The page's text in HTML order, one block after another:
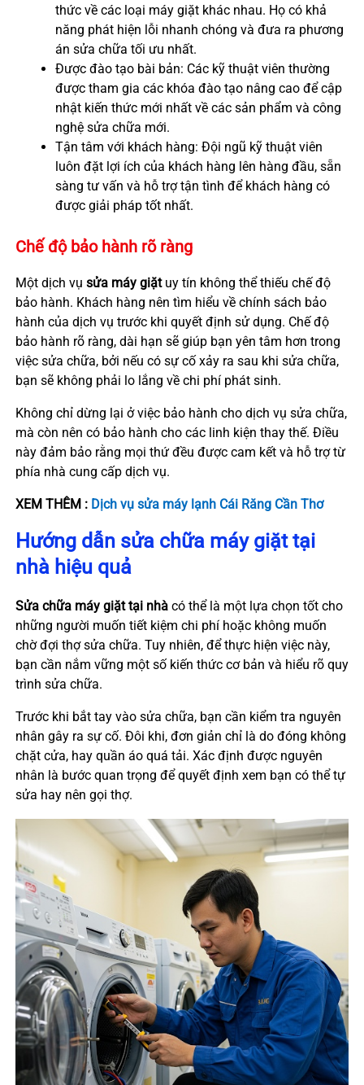
thức về các loại máy giặt khác nhau. Họ có khả
năng phát hiện lỗi nhanh chóng và đưa ra phương
án sửa chữa tối ưu nhất.
Được đào tạo bài bản: Các kỹ thuật viên thường
được tham gia các khóa đào tạo nâng cao để cập
nhật kiến thức mới nhất về các sản phẩm và công
nghệ sửa chữa mới.
Tận tâm với khách hàng: Đội ngũ kỹ thuật viên
luôn đặt lợi ích của khách hàng lên hàng đầu, sẵn
sàng tư vấn và hỗ trợ tận tình để khách hàng có
được giải pháp tốt nhất.
Chế độ bảo hành rõ ràng
Một dịch vụ sửa máy giặtuy tín không thể thiếu chế độ
bảo hành. Khách hàng nên tìm hiểu về chính sách bảo
hành của dịch vụ trước khi quyết định sử dụng. Chế độ
bảo hành rõ ràng, dài hạn sẽ giúp bạn yên tâm hơn trong
việc sửa chữa, bởi nếu có sự cố xảy ra sau khi sửa chữa,
bạn sẽ không phải lo lắng về chi phí phát sinh.
Không chỉ dừng lại ở việc bảo hành cho dịch vụ sửa chữa,
mà còn nên có bảo hành cho các linh kiện thay thế. Điều
này đảm bảo rằng mọi thứ đều được cam kết và hỗ trợ từ
phía nhà cung cấp dịch vụ.
XEM THÊM :Dịch vụ sửa máy lạnh Cái Răng Cần Thơ
Hướng dẫn sửa chữa máy giặt tại
nhà hiệu quả
Sửa chữa máy giặt tại nhàcó thể là một lựa chọn tốt cho
những người muốn tiết kiệm chi phí hoặc không muốn
chờ đợi thợ sửa chữa. Tuy nhiên, để thực hiện việc này,
bạn cần nắm vững một số kiến thức cơ bản và hiểu rõ quy
trình sửa chữa.
Trước khi bắt tay vào sửa chữa, bạn cần kiểm tra nguyên
nhân gây ra sự cố. Đôi khi, đơn giản chỉ là do đóng không
chặt cửa, hay quần áo quá tải. Xác định được nguyên
nhân là bước quan trọng để quyết định xem bạn có thể tự
sửa hay nên gọi thợ.